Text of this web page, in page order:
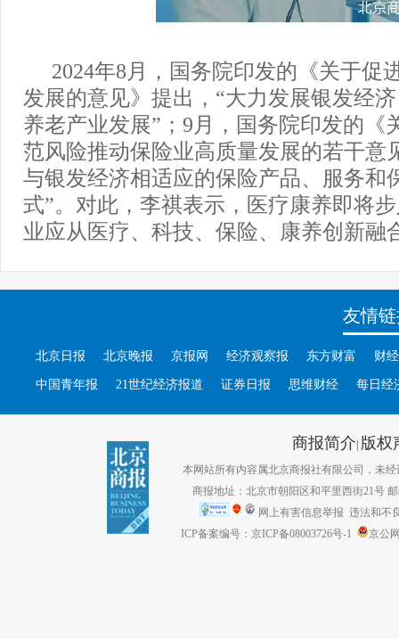
2024年8月，国务院印发的《关于促
发展的意见》提出，“大力发展银发经
养老产业发展”；9月，国务院印发的《
范风险推动保险业高质量发展的若干意
与银发经济相适应的保险产品、服务和
式”。对此，李祺表示，医疗康养即将
业应从医疗、科技、保险、康养创新融
友情
北京日报 北京晚报 京报网 经济观察报 东方财富 财
中国青年报 21世纪经济报道 证券日报 思维财经 每日经
商报简介| 版权
本网站所有内容属北京商报社有限公司，未经
商报地址：北京市朝阳区和平里西街21号
网上有害信息举报 违法和不
ICP备案编号：京ICP备08003726号-1
京公